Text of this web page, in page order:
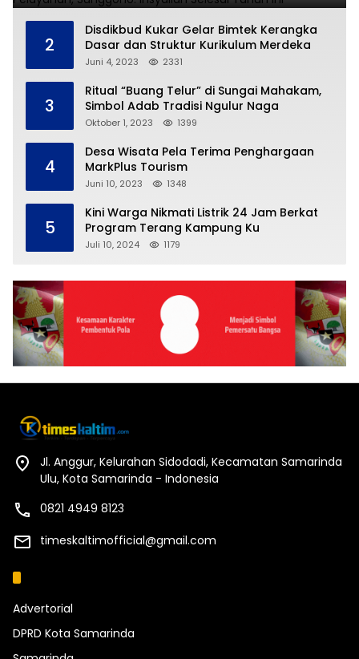
2
Disdikbud Kukar Gelar Bimtek Kerangka
Dasar dan Struktur Kurikulum Merdeka
Juni 4, 2023 2331
3
Ritual “Buang Telur” di Sungai Mahakam,
Simbol Adab Tradisi Ngulur Naga
Oktober 1, 2023 1399
4
Desa Wisata Pela Terima Penghargaan
MarkPlus Tourism
Juni 10, 2023 1348
5
Kini Warga Nikmati Listrik 24 Jam Berkat
Program Terang Kampung Ku
Juli 10, 2024 1179
Jl. Anggur, Kelurahan Sidodadi, Kecamatan Samarinda
Ulu, Kota Samarinda - Indonesia
0821 4949 8123
timeskaltimofficial@gmail.com
Advertorial
DPRD Kota Samarinda